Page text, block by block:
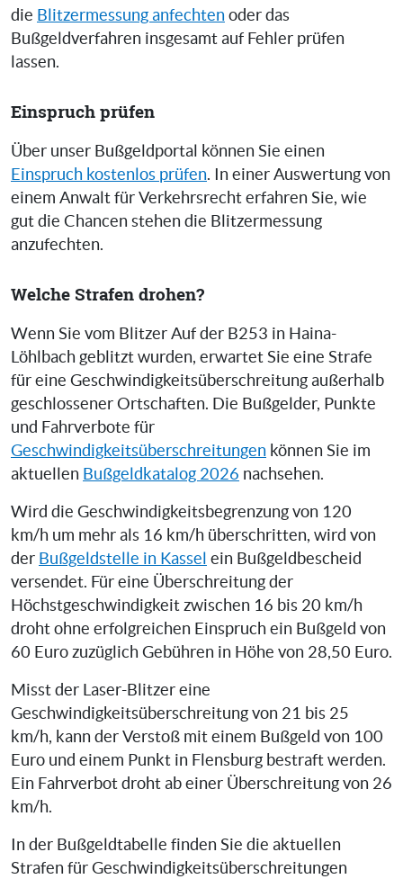
die Blitzermessung anfechten oder das
Bußgeldverfahren insgesamt auf Fehler prüfen
lassen.
Einspruch prüfen
Über unser Bußgeldportal können Sie einen
Einspruch kostenlos prüfen. In einer Auswertung von
einem Anwalt für Verkehrsrecht erfahren Sie, wie
gut die Chancen stehen die Blitzermessung
anzufechten.
Welche Strafen drohen?
Wenn Sie vom Blitzer Auf der B253 in Haina-
Löhlbach geblitzt wurden, erwartet Sie eine Strafe
für eine Geschwindigkeitsüberschreitung außerhalb
geschlossener Ortschaften. Die Bußgelder, Punkte
und Fahrverbote für
Geschwindigkeitsüberschreitungen können Sie im
aktuellen Bußgeldkatalog 2026 nachsehen.
Wird die Geschwindigkeitsbegrenzung von 120
km/h um mehr als 16 km/h überschritten, wird von
der Bußgeldstelle in Kassel ein Bußgeldbescheid
versendet. Für eine Überschreitung der
Höchstgeschwindigkeit zwischen 16 bis 20 km/h
droht ohne erfolgreichen Einspruch ein Bußgeld von
60 Euro zuzüglich Gebühren in Höhe von 28,50 Euro.
Misst der Laser-Blitzer eine
Geschwindigkeitsüberschreitung von 21 bis 25
km/h, kann der Verstoß mit einem Bußgeld von 100
Euro und einem Punkt in Flensburg bestraft werden.
Ein Fahrverbot droht ab einer Überschreitung von 26
km/h.
In der Bußgeldtabelle finden Sie die aktuellen
Strafen für Geschwindigkeitsüberschreitungen